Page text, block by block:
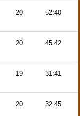
20 52:40
20 45:42
19 31:41
20 32:45